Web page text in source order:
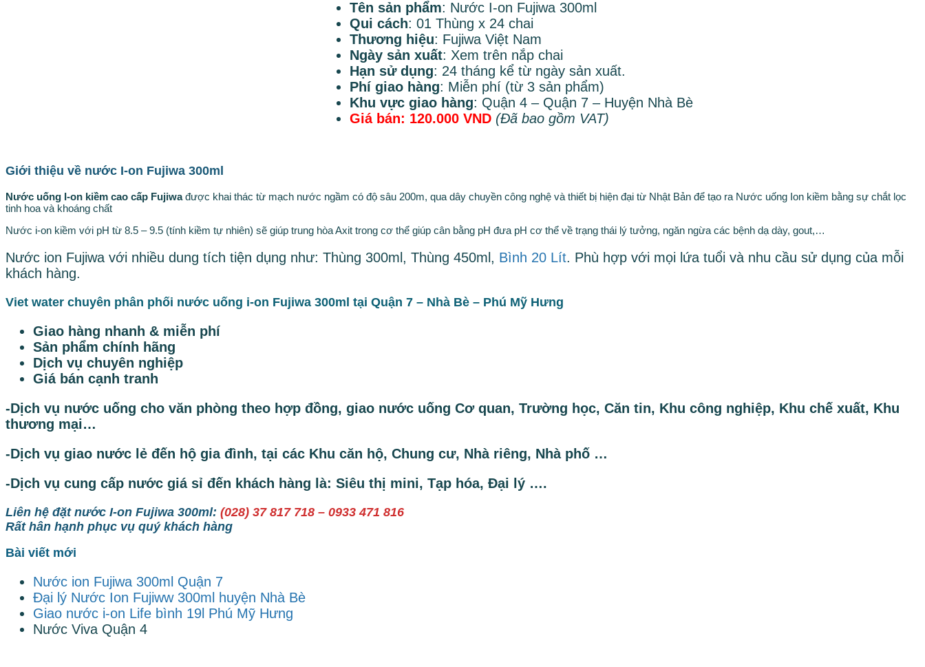
Tên sản phẩm: Nước I-on Fujiwa 300ml
Qui cách: 01 Thùng x 24 chai
Thương hiệu: Fujiwa Việt Nam
Ngày sản xuất: Xem trên nắp chai
Hạn sử dụng: 24 tháng kể từ ngày sản xuất.
Phí giao hàng: Miễn phí (từ 3 sản phẩm)
Khu vực giao hàng: Quận 4 – Quận 7 – Huyện Nhà Bè
Giá bán: 120.000 VND (Đã bao gồm VAT)
Giới thiệu về nước I-on Fujiwa 300ml
Nước uống I-on kiềm cao cấp Fujiwađược khai thác từ mạch nước ngầm có độ sâu 200m, qua dây chuyền công nghệ và thiết bị hiện đại từ Nhật Bản để tạo ra Nước uống Ion kiềm bằng sự chắt lọc
tinh hoa và khoáng chất
Nước i-on kiềm với pH từ 8.5 – 9.5 (tính kiềm tự nhiên) sẽ giúp trung hòa Axit trong cơ thể giúp cân bằng pH đưa pH cơ thể về trạng thái lý tưởng, ngăn ngừa các bệnh dạ dày, gout,…
Nước ion Fujiwa với nhiều dung tích tiện dụng như: Thùng 300ml, Thùng 450ml, Bình 20 Lít. Phù hợp với mọi lứa tuổi và nhu cầu sử dụng của mỗi
khách hàng.
Viet water chuyên phân phối nước uống i-on Fujiwa 300ml tại Quận 7 – Nhà Bè – Phú Mỹ Hưng
Giao hàng nhanh & miễn phí
Sản phẩm chính hãng
Dịch vụ chuyên nghiệp
Giá bán cạnh tranh
-Dịch vụ nước uống cho văn phòng theo hợp đồng, giao nước uống Cơ quan, Trường học, Căn tin, Khu công nghiệp, Khu chế xuất, Khu
thương mại…
-Dịch vụ giao nước lẻ đến hộ gia đình, tại các Khu căn hộ, Chung cư, Nhà riêng, Nhà phố …
-Dịch vụ cung cấp nước giá sỉ đến khách hàng là: Siêu thị mini, Tạp hóa, Đại lý ….
Liên hệ đặt nước I-on Fujiwa 300ml: (028) 37 817 718 – 0933 471 816
Rất hân hạnh phục vụ quý khách hàng
Bài viết mới
Nước ion Fujiwa 300ml Quận 7
Đại lý Nước Ion Fujiww 300ml huyện Nhà Bè
Giao nước i-on Life bình 19l Phú Mỹ Hưng
Nước Viva Quận 4